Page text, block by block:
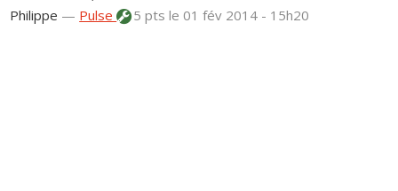
Philippe — Pulse 5 ptsle 01 fév 2014 - 15h20